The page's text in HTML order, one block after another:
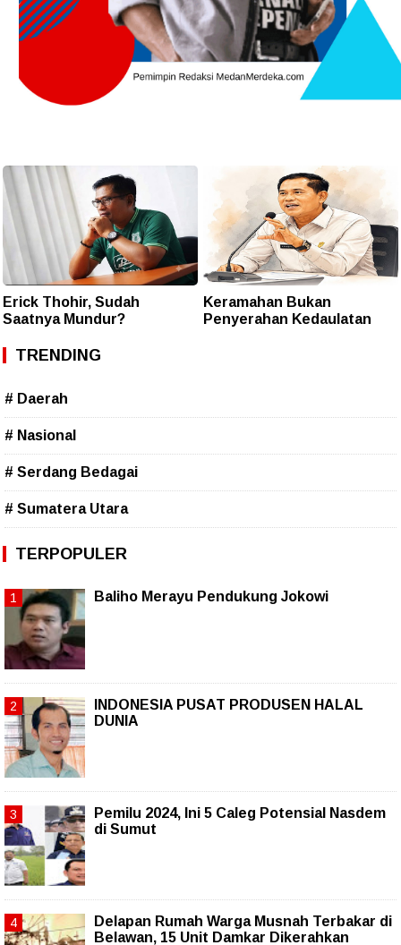
Erick Thohir, Sudah
Saatnya Mundur?
Keramahan Bukan
Penyerahan Kedaulatan
TRENDING
# Daerah
# Nasional
# Serdang Bedagai
# Sumatera Utara
TERPOPULER
Baliho Merayu Pendukung Jokowi
INDONESIA PUSAT PRODUSEN HALAL
DUNIA
Pemilu 2024, Ini 5 Caleg Potensial Nasdem
di Sumut
Delapan Rumah Warga Musnah Terbakar di
Belawan, 15 Unit Damkar Dikerahkan